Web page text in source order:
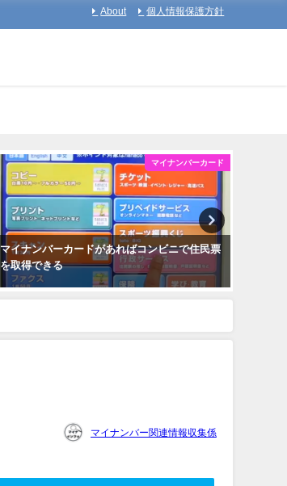
About 個人情報保護方針
マイナンバーカード
マイナンバーカードがあればコンビニで住民票
を取得できる
マイナンバー関連情報収集係